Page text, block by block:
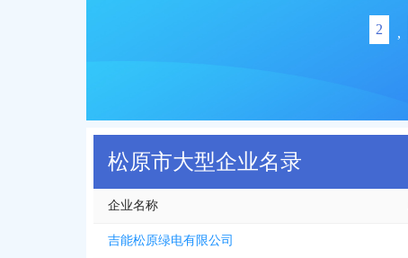
2 ,
松原市大型企业名录
企业名称
吉能松原绿电有限公司